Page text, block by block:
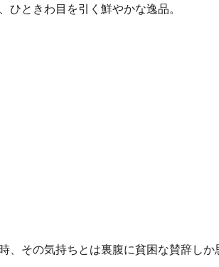
ひときわ目を引く鮮やかな逸品。
、その気持ちとは裏腹に貧困な賛辞しか